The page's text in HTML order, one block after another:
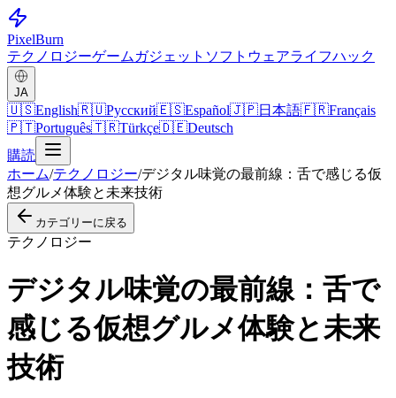
PixelBurn
テクノロジーゲーム ガジェット ソフトウェアライフハック
JA
🇺🇸English🇷🇺Русский🇪🇸Español🇯🇵日本語🇫🇷Français
🇵🇹Português🇹🇷Türkçe🇩🇪Deutsch
購読
ホーム/テクノロジー/デジタル味覚の最前線：舌で感じる仮
想グルメ体験と未来技術
カテゴリーに戻る
テクノロジー
デジタル味覚の最前線：舌で
感じる仮想グルメ体験と未来
技術